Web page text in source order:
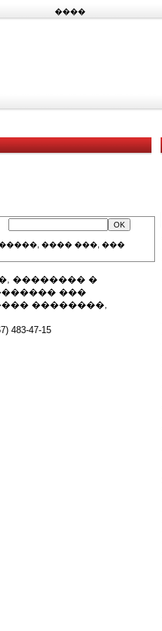
����
���� ���, ���
�������� �
���
��������,
47-15